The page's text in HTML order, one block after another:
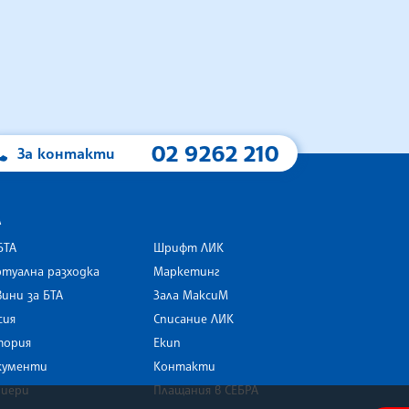
За контакти 02 9262 210
разходка
за БТА
Шрифт ЛИК
Маркетинг
Зала МаксиМ
Списание ЛИК
Екип
Контакти
Плащания в СЕБРА